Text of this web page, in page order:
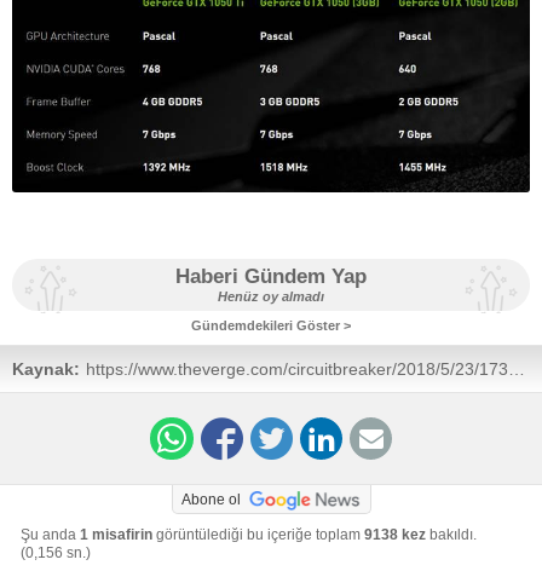
Haberi Gündem Yap
Henüz oy almadı
Gündemdekileri Göster >
Kaynak: https://www.theverge.com/circuitbreaker/2018/5/23/
gtx-1050-card-budget-diy-pc-gaming
Abone ol
Şu anda 1 misafirin görüntülediği bu içeriğe toplam 9138 kez bakıldı.
(0,156 sn.)